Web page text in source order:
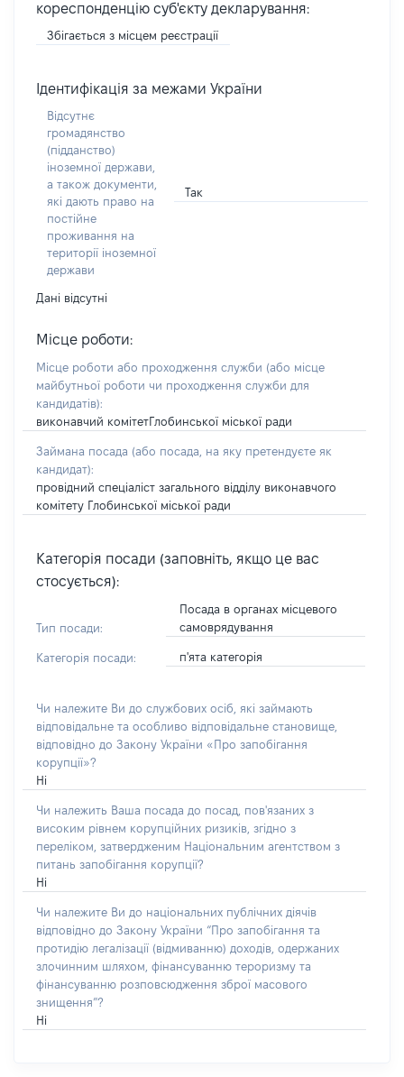
кореспонденцію суб'єкту декларування:
Збігається з місцем реєстрації
Ідентифікація за межами України
Відсутнє
громадянство
(підданство)
іноземної держави,
а також документи,
які дають право на
постійне
проживання на
території іноземної
держави
Так
Дані відсутні
Місце роботи:
Місце роботи або проходження служби (або місце
майбутньої роботи чи проходження служби для
кандидатів):
виконавчий комітетГлобинської міської ради
Займана посада (або посада, на яку претендуєте як
кандидат):
провідний спеціаліст загального відділу виконавчого
комітету Глобинської міської ради
Категорія посади (заповніть, якщо це вас
стосується):
Тип посади:
Посада в органах місцевого
самоврядування
Категорія посади: п'ята категорія
Чи належите Ви до службових осіб, які займають
відповідальне та особливо відповідальне становище,
відповідно до Закону України «Про запобігання
корупції»?
Ні
Чи належить Ваша посада до посад, пов'язаних з
високим рівнем корупційних ризиків, згідно з
переліком, затвердженим Національним агентством з
питань запобігання корупції?
Ні
Чи належите Ви до національних публічних діячів
відповідно до Закону України “Про запобігання та
протидію легалізації (відмиванню) доходів, одержаних
злочинним шляхом, фінансуванню тероризму та
фінансуванню розповсюдження зброї масового
знищення”?
Ні